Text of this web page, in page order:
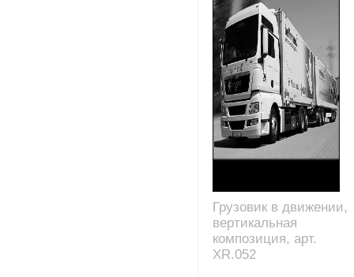
Грузовик в движении,
вертикальная
композиция, арт.
XR.052